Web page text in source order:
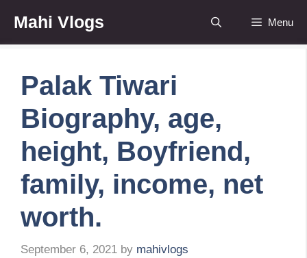
content
Mahi Vlogs Menu
Palak Tiwari
Biography, age,
height, Boyfriend,
family, income, net
worth.
September 6, 2021 by mahivlogs